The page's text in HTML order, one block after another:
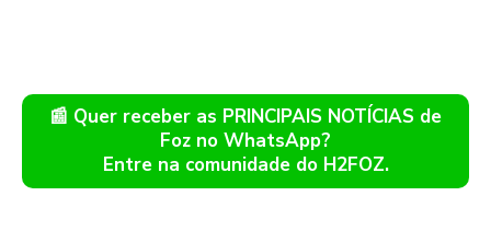
📰 Quer receber as PRINCIPAIS NOTÍCIAS de
Foz no WhatsApp?
Entre na comunidade do H2FOZ.